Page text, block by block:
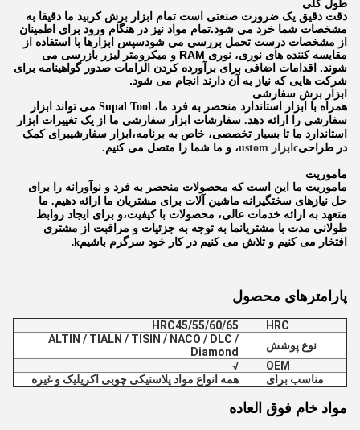
طول کلی
دقت دقیق یک ضرورت صنعتی است تمام ابزار برش کربید ما دقیقا به
مشخصات شما خرد می شود.تمام مواد نیز در هنگام ورود برای اطمینان
از مشخصات درست تحمل بررسی می شودسپس ابزارها با استفاده از
مقایسه کننده های نوری، نوری RAM و میکرومتر لیزر بازرسی می
شوند. اقدامات اضافی برای برآورده کردن الزامات صدور گواهینامه برای
شرکت هایی که نیاز به آن دارند انجام می شود.
ابزار برش سفارشی
همراه با ابزار استاندارد منحصر به فرد ما، Supal Tool می تواند ابزار
سفارشی را ارائه دهد. سفارشات ابزار سفارشی ما از یک تغییرات ابزار
استاندارد ما تا بسیار تخصصی، خاص به برنامه،ابزار سفارشیبرای کمک
در طراحیc ابزار ustom ، و ما شما را متصل می کنیم.
ماموریت
ماموریت ما این است که محصولات منحصر به فرد و نوآورانه را برای
حل نیازهای سختگیرانه ماشین آلات برای مشتریان ما ارائه دهیم. ما
متعهد به ارائه خدمات عالی، محصولات با کیفیت،و برای ایجاد روابط
طولانی مدت با مشتریانما به توجه به جزئیات و مراقبت از مشتری
افتخار می کنیم و تلاش می کنیم در کار خود سرگرم باشیمk.
پارامترهای محصول
HRC
HRC45/55/60/65
نوع پوشش
ALTIN / TIALN / TISIN / NACO / DLC /
Diamond
OEM
√
مناسب برای
همه انواع مواد پلاستیکی چوبی اکریلیک و غیره
مواد خام فوق العاده